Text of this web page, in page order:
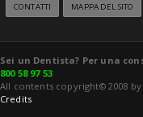
CONTATTI MAPPA DEL SITO
Sei un Dentista? Per una
800 58 97 53
All contents copyright© 2008 by
Credits